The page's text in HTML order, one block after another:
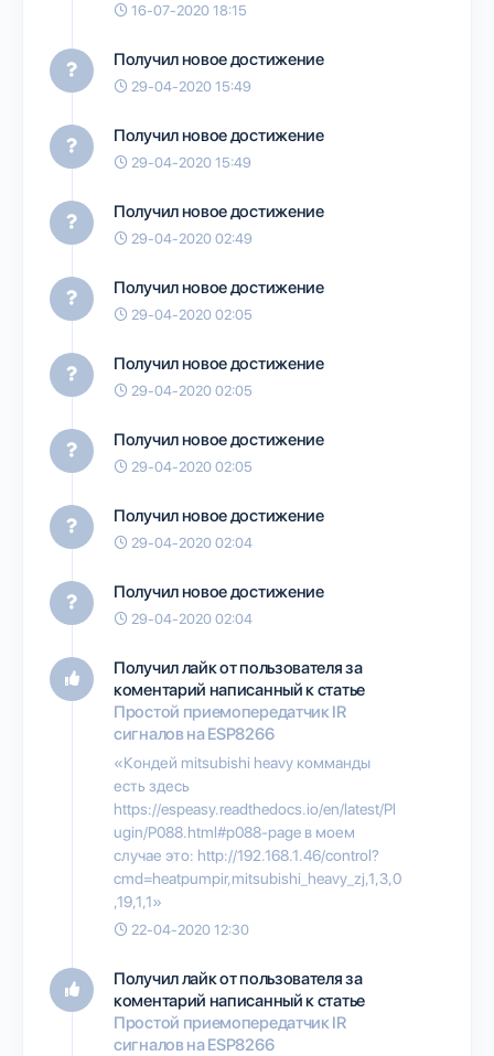
16-07-2020 18:15
Получил новое достижение
29-04-2020 15:49
Получил новое достижение
29-04-2020 15:49
Получил новое достижение
29-04-2020 02:49
Получил новое достижение
29-04-2020 02:05
Получил новое достижение
29-04-2020 02:05
Получил новое достижение
29-04-2020 02:05
Получил новое достижение
29-04-2020 02:04
Получил новое достижение
29-04-2020 02:04
Получил лайк от пользователяза
коментарий написанный к статье
Простой приемопередатчик IR
сигналов на ESP8266
«Кондей mitsubishi heavy комманды
есть здесь
https://espeasy.readthedocs.io/en/latest/Pl
ugin/P088.html#p088-page в моем
случае это: http://192.168.1.46/control?
cmd=heatpumpir,mitsubishi_heavy_zj,1,3,0
,19,1,1»
22-04-2020 12:30
Получил лайк от пользователяза
коментарий написанный к статье
Простой приемопередатчик IR
сигналов на ESP8266